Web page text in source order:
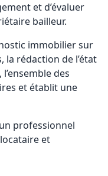
et d’évaluer
bailleur.
immobilier sur
la rédaction de l’état
des
et établit une
professionnel
et